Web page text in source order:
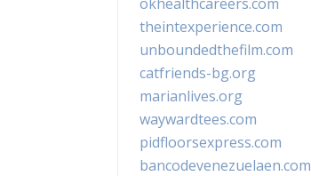
theintexperience.com
unboundedthefilm.com
catfriends-bg.org
marianlives.org
waywardtees.com
pidfloorsexpress.com
bancodevenezuelaen.com